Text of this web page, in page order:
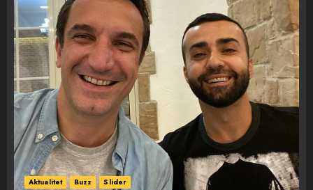
Aktualitet Buzz Slider